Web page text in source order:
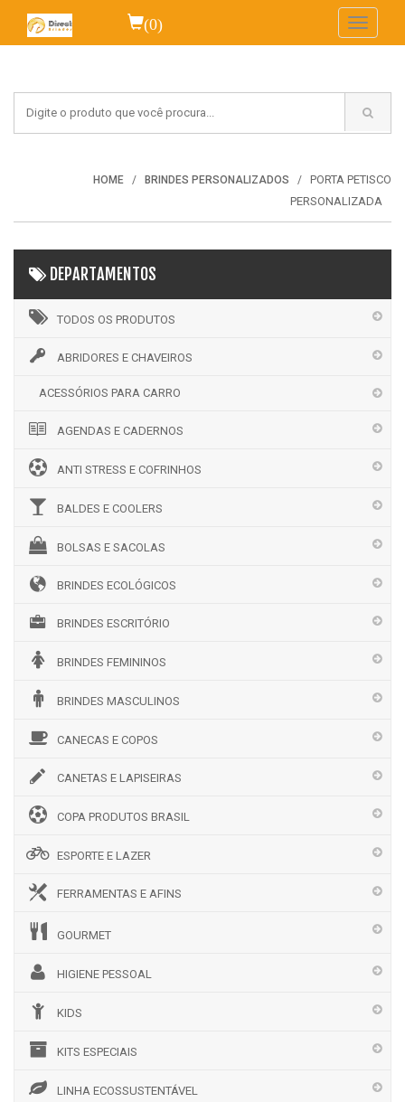
(0)
Toggle
HOME BRINDES PERSONALIZADOS
PORTA PETISCO
PERSONALIZADA
DEPARTAMENTOS
TODOS OS PRODUTOS
ABRIDORES E CHAVEIROS
ACESSÓRIOS PARA CARRO
AGENDAS E CADERNOS
ANTI STRESS E COFRINHOS
BALDES E COOLERS
BOLSAS E SACOLAS
BRINDES ECOLÓGICOS
BRINDES ESCRITÓRIO
BRINDES FEMININOS
BRINDES MASCULINOS
CANECAS E COPOS
CANETAS E LAPISEIRAS
COPA PRODUTOS BRASIL
ESPORTE E LAZER
FERRAMENTAS E AFINS
GOURMET
HIGIENE PESSOAL
KIDS
KITS ESPECIAIS
LINHA ECOSSUSTENTÁVEL